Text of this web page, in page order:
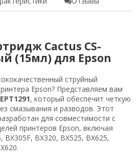
Cactus CS-
(15мл) для Epson
струйный
Epson? Представляем вам
, который обеспечит четкую
смазывания и разводов. Этот
для совместимости с
принтеров Epson, включая
BX305F, BX320, BX525, BX625,